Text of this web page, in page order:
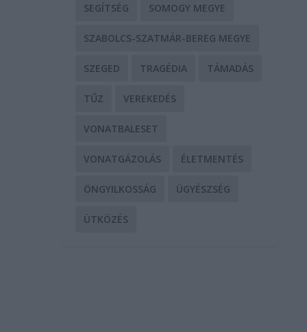
SEGÍTSÉG SOMOGY MEGYE
SZABOLCS-SZATMÁR-BEREG MEGYE
SZEGED TRAGÉDIA TÁMADÁS
TŰZ VEREKEDÉS
VONATBALESET
VONATGÁZOLÁS ÉLETMENTÉS
ÖNGYILKOSSÁG ÜGYÉSZSÉG
ÜTKÖZÉS